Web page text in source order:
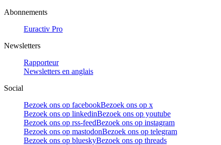
Abonnements
Euractiv Pro
Newsletters
Rapporteur
Newsletters en anglais
Social
Bezoek ons op facebookBezoek ons op x
Bezoek ons op linkedinBezoek ons op youtube
Bezoek ons op rss-feedBezoek ons op instagram
Bezoek ons op mastodonBezoek ons op telegram
Bezoek ons op blueskyBezoek ons op threads